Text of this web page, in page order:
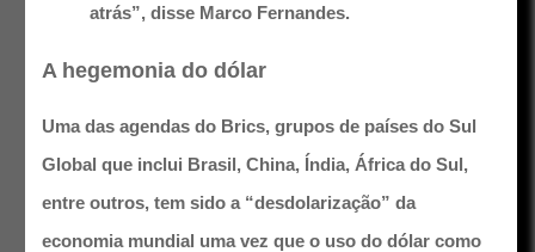
atrás”, disse Marco Fernandes.
A hegemonia do dólar
Uma das agendas do Brics, grupos de países do Sul
Global que inclui Brasil, China, Índia, África do Sul,
entre outros, tem sido a “desdolarização” da
economia mundial uma vez que o uso do dólar como